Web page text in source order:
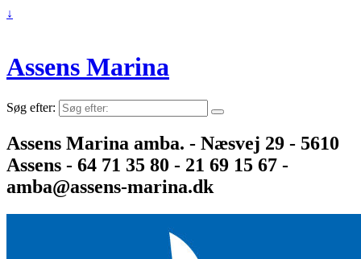
↓
Assens Marina
Søg efter:
Assens Marina amba. - Næsvej 29 - 5610
Assens - 64 71 35 80 - 21 69 15 67 -
amba@assens-marina.dk